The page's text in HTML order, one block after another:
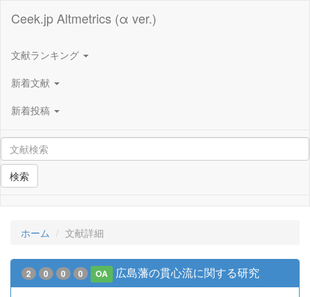
Ceek.jp Altmetrics (α ver.)
文献ランキング
新着文献
新着投稿
検索
ホーム 文献詳細
2 0 0 0 OA 広島藩の貫心流に関する研究